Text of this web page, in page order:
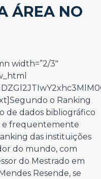
ÁREA NO
width=”2/3″
o Ranking
de dados bibliográfico
e frequentemente
das instituições
do mundo, com
do Mestrado em
Resende, se